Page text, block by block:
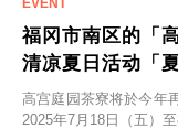
福冈市南区的「
清凉夏日活动「
高宫庭园茶寮将於今年
2025年7月18日（五）